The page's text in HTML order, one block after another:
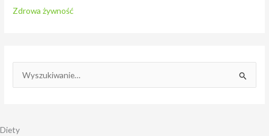
Zdrowa żywność
k
Diety